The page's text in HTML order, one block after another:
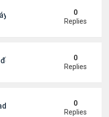
hở eo táo bạo, khoe vòng
0
Replies
xẻ bạo, dự tiệc ở đảo Ibiza
0
Replies
đắm đuối khóa môi Katy
0
Replies